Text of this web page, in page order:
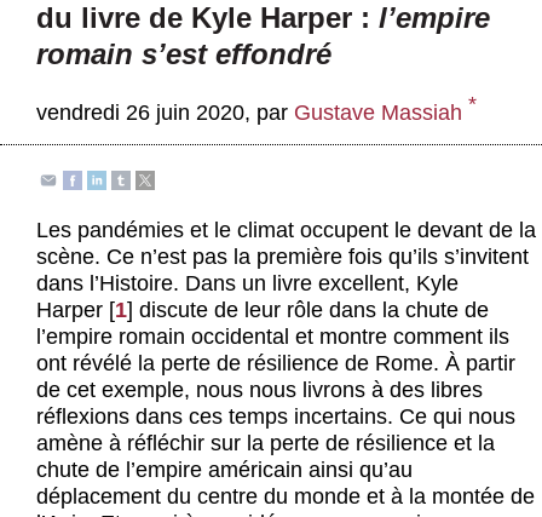
Publications
Boutique
du livre de Kyle Harper : l’empire
romain s’est effondré
vendredi 26 juin 2020, par Gustave Massiah *
Les pandémies et le climat occupent le devant de la
scène. Ce n’est pas la première fois qu’ils s’invitent
dans l’Histoire. Dans un livre excellent, Kyle
Harper [1] discute de leur rôle dans la chute de
l’empire romain occidental et montre comment ils
ont révélé la perte de résilience de Rome. À partir
de cet exemple, nous nous livrons à des libres
réflexions dans ces temps incertains. Ce qui nous
amène à réfléchir sur la perte de résilience et la
chute de l’empire américain ainsi qu’au
déplacement du centre du monde et à la montée de